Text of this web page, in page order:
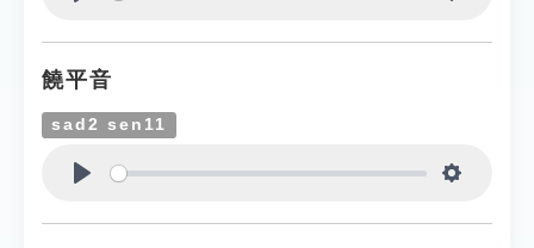
饒平音
sad2 sen11